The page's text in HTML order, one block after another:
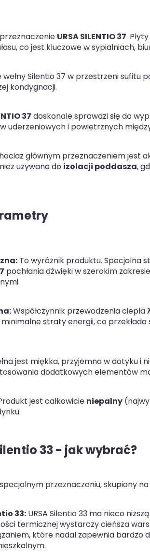
URSA SILENTIO 37.
co jest kluczowe w sypialniach,
wełny Silentio 37 w przestrzeni
kondygnacji.
37 doskonale sprawdzi się do
uderzeniowych i powietrznych
głównym przeznaczeniem jest
używana do izolacji poddasza,
To wyróżnik produktu. Specjalna
pochłania dźwięki w szerokim
Współczynnik przewodzenia ciepła
straty energii, co
jest miękka, przyjemna w dotyku i
dodatkowych elementów
jest całkowicie niepalny
33 - jak wybrać?
przeznaczeniu, skupiony
33: URSA Silentio 33 ma nieco
termicznej wystarczy cieńsza
które nadal zapewnia